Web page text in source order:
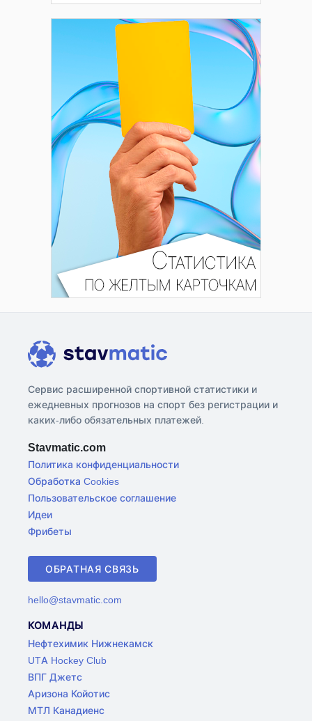
Сервис расширенной спортивной статистики и
ежедневных прогнозов на спорт без регистрации и
каких-либо обязательных платежей.
Stavmatic.com
Политика конфиденциальности
Обработка Cookies
Пользовательское соглашение
Идеи
Фрибеты
ОБРАТНАЯ СВЯЗЬ
hello@stavmatic.com
КОМАНДЫ
Нефтехимик Нижнекамск
UTA Hockey Club
ВПГ Джетс
Аризона Койотис
МТЛ Канадиенс